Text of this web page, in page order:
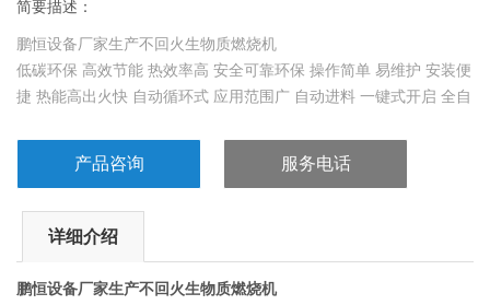
简要描述：
鹏恒设备厂家生产不回火生物质燃烧机
低碳环保 高效节能 热效率高 安全可靠环保 操作简单 易维护 安装便
捷 热能高出火快 自动循环式 应用范围广 自动进料 一键式开启 全自
产品咨询 服务电话
详细介绍
鹏恒设备厂家生产不回火生物质燃烧机